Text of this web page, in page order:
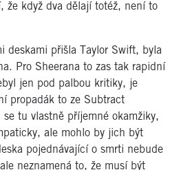
že když dva dělají totéž, není to
deskami přišla Taylor Swift, byla
Pro Sheerana to zas tak rapidní
jen pod palbou kritiky, je
propadák to ze Subtract
tu vlastně příjemné okamžiky,
ale mohlo by jich být
pojednávající o smrti nebude
neznamená to, že musí být